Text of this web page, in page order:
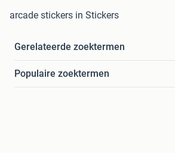
arcade stickers in Stickers
Gerelateerde zoektermen
Populaire zoektermen